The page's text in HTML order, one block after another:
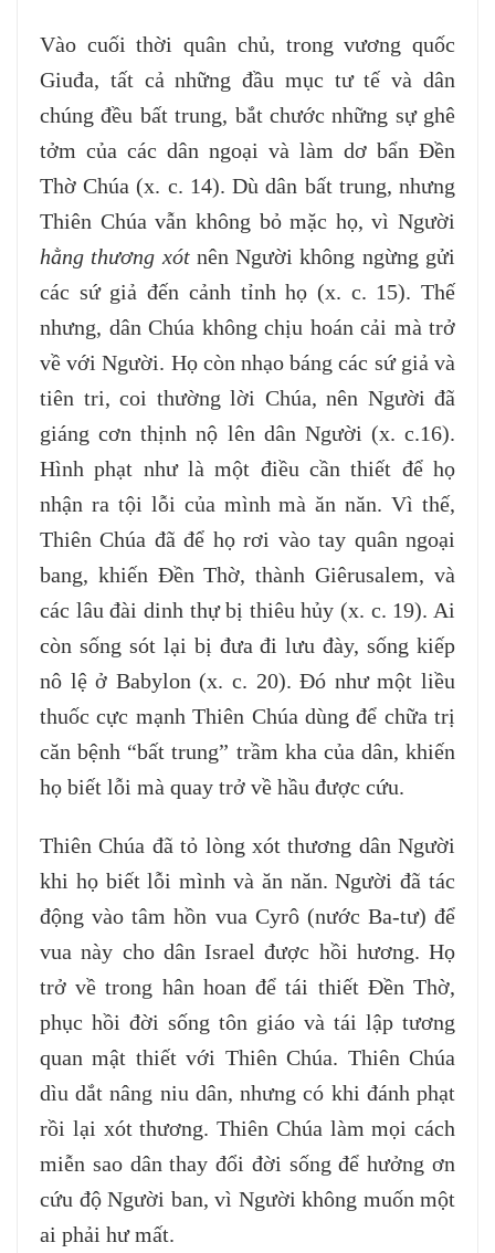
Vào cuối thời quân chủ, trong vương quốc
Giuđa, tất cả những đầu mục tư tế và dân
chúng đều bất trung, bắt chước những sự ghê
tởm của các dân ngoại và làm dơ bẩn Đền
Thờ Chúa (x. c. 14). Dù dân bất trung, nhưng
Thiên Chúa vẫn không bỏ mặc họ, vì Người
hằng thương xót nên Người không ngừng gửi
các sứ giả đến cảnh tỉnh họ (x. c. 15). Thế
nhưng, dân Chúa không chịu hoán cải mà trở
về với Người. Họ còn nhạo báng các sứ giả và
tiên tri, coi thường lời Chúa, nên Người đã
giáng cơn thịnh nộ lên dân Người (x. c.16).
Hình phạt như là một điều cần thiết để họ
nhận ra tội lỗi của mình mà ăn năn. Vì thế,
Thiên Chúa đã để họ rơi vào tay quân ngoại
bang, khiến Đền Thờ, thành Giêrusalem, và
các lâu đài dinh thự bị thiêu hủy (x. c. 19). Ai
còn sống sót lại bị đưa đi lưu đày, sống kiếp
nô lệ ở Babylon (x. c. 20). Đó như một liều
thuốc cực mạnh Thiên Chúa dùng để chữa trị
căn bệnh “bất trung” trầm kha của dân, khiến
họ biết lỗi mà quay trở về hầu được cứu.
Thiên Chúa đã tỏ lòng xót thương dân Người
khi họ biết lỗi mình và ăn năn. Người đã tác
động vào tâm hồn vua Cyrô (nước Ba-tư) để
vua này cho dân Israel được hồi hương. Họ
trở về trong hân hoan để tái thiết Đền Thờ,
phục hồi đời sống tôn giáo và tái lập tương
quan mật thiết với Thiên Chúa. Thiên Chúa
dìu dắt nâng niu dân, nhưng có khi đánh phạt
rồi lại xót thương. Thiên Chúa làm mọi cách
miễn sao dân thay đổi đời sống để hưởng ơn
cứu độ Người ban, vì Người không muốn một
ai phải hư mất.